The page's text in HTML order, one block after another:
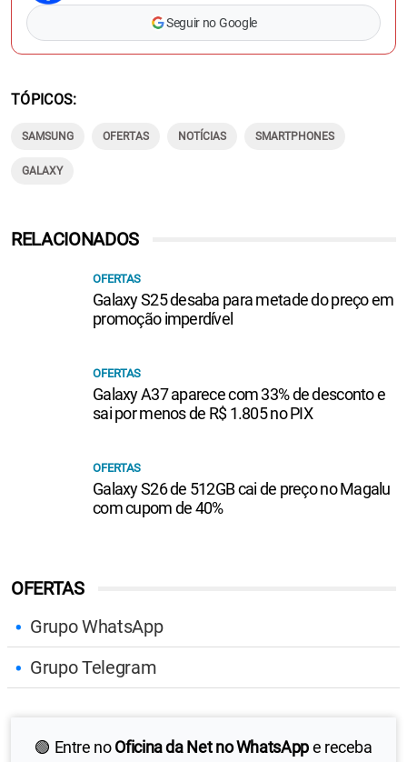
Seguir no Google
TÓPICOS
SAMSUNG OFERTAS NOTÍCIAS SMARTPHONES
GALAXY
OFERTAS
Grupo WhatsApp
Grupo Telegram
🟢 Entre noOficina da Net no WhatsAppe receba
RELACIONADOS
OFERTAS
Galaxy S25 desaba para metade do preço em
promoção imperdível
OFERTAS
Galaxy A37 aparece com 33% de desconto e
sai por menos de R$ 1.805 no PIX
OFERTAS
Galaxy S26 de 512GB cai de preço no Magalu
com cupom de 40%